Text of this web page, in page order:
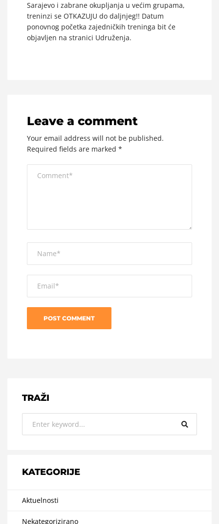
Sarajevo i zabrane okupljanja u većim grupama,
treninzi se OTKAZUJU do daljnjeg!! Datum
ponovnog početka zajedničkih treninga bit će
objavljen na stranici Udruženja.
Leave a comment
Your email address will not be published.
Required fields are marked *
TRAŽI
KATEGORIJE
Aktuelnosti
Nekategorizirano